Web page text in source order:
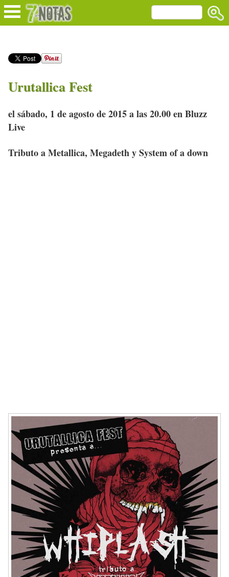
Urutallica Fest
el sábado, 1 de agosto de 2015 a las 20.00 en Bluzz
Live
Tributo a Metallica, Megadeth y System of a down